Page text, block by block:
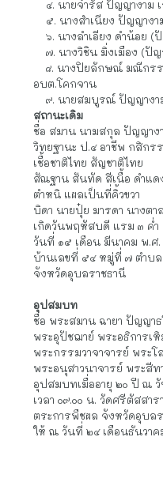
สถานะเดิม
ชื่อสมาน นามสกุลปัญญางา
บิดานายปุ้ย มารดานางตา
บ้านเลขที่ ๕๗ หมู่ที่ ๔ ตำบล
จังหวัดอุบลราชธานี มีพี่น้อง
ร่วมบิดา มารดา รวม ๙ ค
๑. นางสำราญ ปัญญาง
๒. นายสมาน ปัญญาง
๓. นายสวัสดิ์ ปัญญางาม
๔. นายจำรัส ปัญญางาม
๕. นางสำเนียง ปัญญา
๖. นางลำเอียง ดำน้อ
๗. นางวิชิน มิ่งเมือง
    ๘. นางปิยลักษณ์ มณีกรรณ (ปัญญางาม) ครูศูนย์เด็ก
อบต.โคกจาน
๙. นายสมบูรณ์ ปัญญาง
สถานะเดิม
ชื่อ สมาน นามสกุล ปัญญางา
วิทยฐานะ ป.๔ อาชีพ กสิกรร
เชื้อชาติไทย สัญชาติไทย
สัณฐาน สันทัด สีเนื้อ ดำแด
ตำหนิ แผลเป็นที่คิ้วขวา
บิดา นายปุ๋ย มารดา นางตา
เกิดวันพฤหัสบดี แรม ๓ ค่ำ
วันที่ ๑๕ เดือน มีนาคม พ.ศ.
บ้านเลขที่ ๕๔ หมู่ที่ ๗ ตำบล
จังหวัดอุบลราชธานี